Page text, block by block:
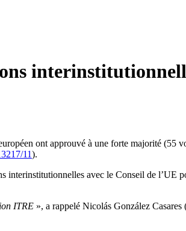
ont approuvé à une forte majorité
11).
avec le Conseil de l’UE
ITRE », a rappelé Nicolás González